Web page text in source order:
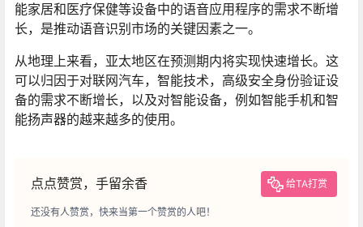
能家居和医疗保健等设备中的语音应用程序的需求不断增
长，是推动语音识别市场的关键因素之一。
从地理上来看，亚太地区在预测期内将实现快速增长。这
可以归因于对联网汽车，智能技术，高级安全身份验证设
备的需求不断增长，以及对智能设备，例如智能手机和智
能扬声器的越来越多的使用。
点点赞赏，手留余香 给TA打赏
还没有人赞赏，快来当第一个赞赏的人吧！